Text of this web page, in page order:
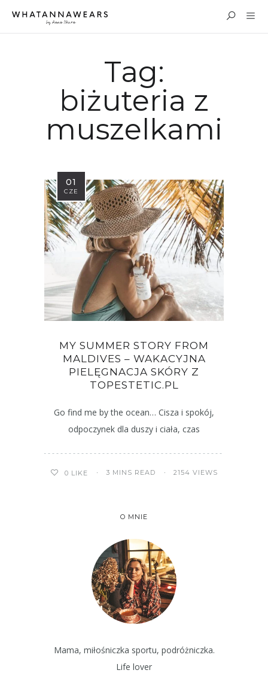
Tag:
biżuteria z
muszelkami
01
CZE
MY SUMMER STORY FROM
MALDIVES – WAKACYJNA
PIELĘGNACJA SKÓRY Z
TOPESTETIC.PL
Go find me by the ocean… Cisza i spokój,
odpoczynek dla duszy i ciała, czas
0 LIKE 3 MINS READ 2154 VIEWS
O MNIE
Mama, miłośniczka sportu, podróżniczka.
Life lover